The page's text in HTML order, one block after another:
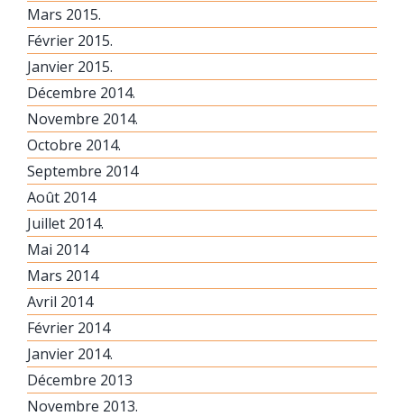
Mars 2015.
Février 2015.
Janvier 2015.
Décembre 2014.
Novembre 2014.
Octobre 2014.
Septembre 2014
Août 2014
Juillet 2014.
Mai 2014
Mars 2014
Avril 2014
Février 2014
Janvier 2014.
Décembre 2013
Novembre 2013.